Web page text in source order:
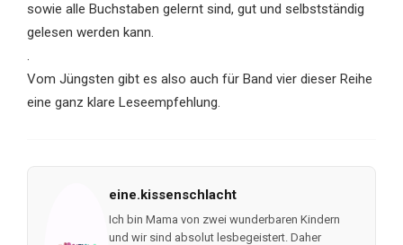
sowie alle Buchstaben gelernt sind, gut und selbstständig
gelesen werden kann.
.
Vom Jüngsten gibt es also auch für Band vier dieser Reihe
eine ganz klare Leseempfehlung.
eine.kissenschlacht
Ich bin Mama von zwei wunderbaren Kindern
und wir sind absolut lesbegeistert. Daher